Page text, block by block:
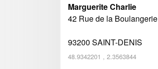
Marguerite Charlie
42 Rue de la Boulangerie
93200 SAINT-DENIS
48.9342201 , 2.3563844